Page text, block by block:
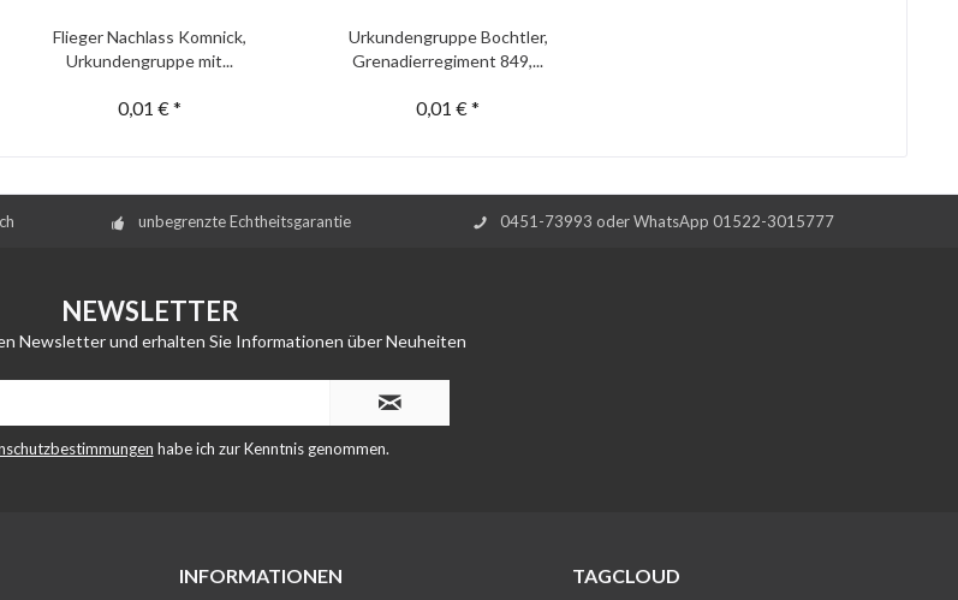
Flieger Nachlass Komnick,
Urkundengruppe mit...
0,01 € *
Urkundengruppe Bochtler,
Grenadierregiment 849,...
0,01 € *
unbegrenzte Echtheitsgarantie 0451-73993 oder WhatsApp 01522-3015777
NEWSLETTER
Newsletter und erhalten Sie Informationen über Neuheiten
habe ich zur Kenntnis genommen.
INFORMATIONEN TAGCLOUD